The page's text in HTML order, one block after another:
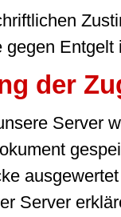
gegen Entgelt
der
Server
Server